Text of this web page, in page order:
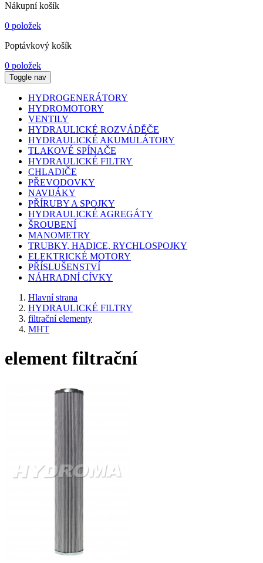
Nákupní košík
0 položek
Poptávkový košík
0 položek
Toggle nav
HYDROGENERÁTORY
HYDROMOTORY
VENTILY
HYDRAULICKÉ ROZVÁDĚČE
HYDRAULICKÉ AKUMULÁTORY
TLAKOVÉ SPÍNAČE
HYDRAULICKÉ FILTRY
CHLADIČE
PŘEVODOVKY
NAVIJÁKY
PŘÍRUBY A SPOJKY
HYDRAULICKÉ AGREGÁTY
ŠROUBENÍ
MANOMETRY
TRUBKY, HADICE, RYCHLOSPOJKY
ELEKTRICKÉ MOTORY
PŘÍSLUŠENSTVÍ
NÁHRADNÍ CÍVKY
Hlavní strana
HYDRAULICKÉ FILTRY
filtrační elementy
MHT
element filtrační